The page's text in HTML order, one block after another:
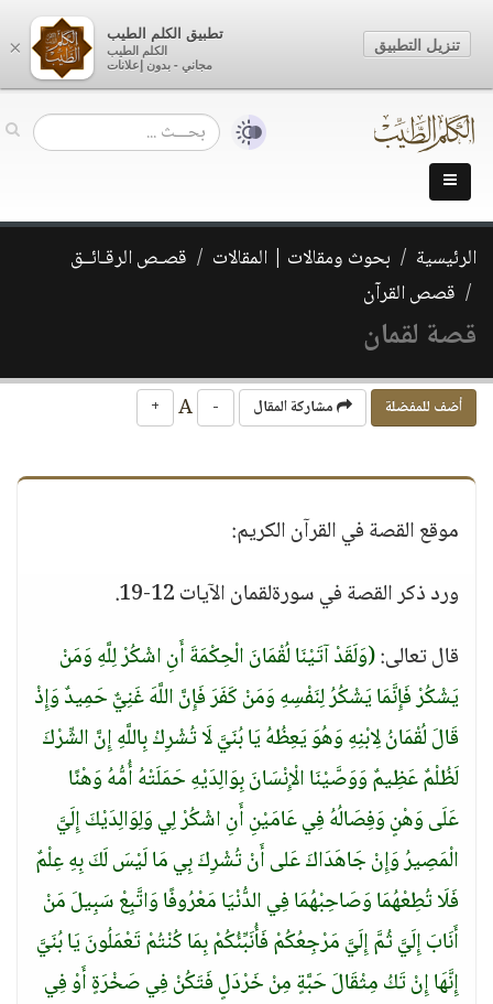
الرئيسية بحوث ومقالات | المقالات
قصـص الرقـائــق
قصص القرآن
قصة لقمان
أضف للمفضلة مشاركة المقال -
+
موقع القصة في القرآن الكريم:
ورد ذكر القصة في سورةلقمان الآيات 12-19.
قال تعالى:(وَلَقَدْ آتَيْنَا لُقْمَانَ الْحِكْمَةَ أَنِ اشْكُرْ لِلَّهِ وَمَنْ
يَشْكُرْ فَإِنَّمَا يَشْكُرُ لِنَفْسِهِ وَمَنْ كَفَرَ فَإِنَّ اللَّهَ غَنِيٌّ حَمِيدٌ وَإِذْ
قَالَ لُقْمَانُ لِابْنِهِ وَهُوَ يَعِظُهُ يَا بُنَيَّ لَا تُشْرِكْ بِاللَّهِ إِنَّ الشِّرْكَ
لَظُلْمٌ عَظِيمٌ وَوَصَّيْنَا الْإِنْسَانَ بِوَالِدَيْهِ حَمَلَتْهُ أُمُّهُ وَهْنًا
عَلَى وَهْنٍ وَفِصَالُهُ فِي عَامَيْنِ أَنِ اشْكُرْ لِي وَلِوَالِدَيْكَ إِلَيَّ
الْمَصِيرُ وَإِنْ جَاهَدَاكَ عَلى أَنْ تُشْرِكَ بِي مَا لَيْسَ لَكَ بِهِ عِلْمٌ
فَلَا تُطِعْهُمَا وَصَاحِبْهُمَا فِي الدُّنْيَا مَعْرُوفًا وَاتَّبِعْ سَبِيلَ مَنْ
أَنَابَ إِلَيَّ ثُمَّ إِلَيَّ مَرْجِعُكُمْ فَأُنَبِّئُكُمْ بِمَا كُنْتُمْ تَعْمَلُونَ يَا بُنَيَّ
إِنَّهَا إِنْ تَكُ مِثْقَالَ حَبَّةٍ مِنْ خَرْدَلٍ فَتَكُنْ فِي صَخْرَةٍ أَوْ فِي
×
تطبيق الكلم الطيب
الكلم الطيب
مجاني - بدون إعلانات
تنزيل التطبيق